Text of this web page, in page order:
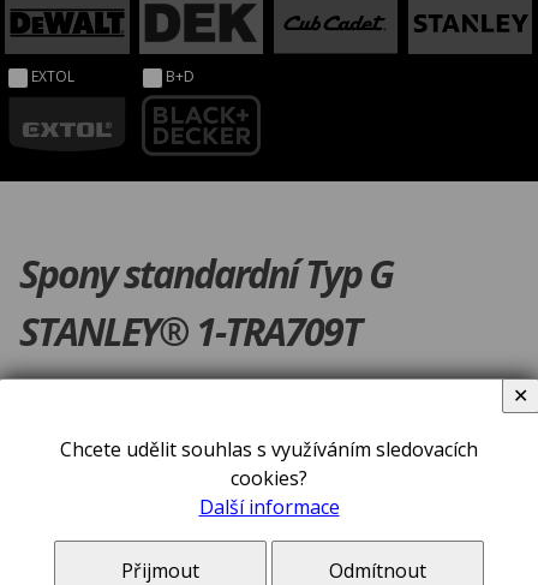
EXTOL B+D
Spony standardní Typ G
STANLEY® 1-TRA709T
Chcete udělit souhlas s využíváním sledovacích
cookies?
Další informace
Přijmout Odmítnout
✕